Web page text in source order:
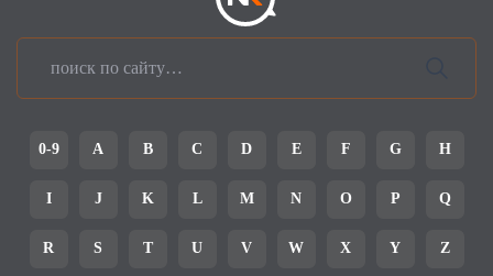
0-9 A B C D E F G H
I J K L M N O P Q
R S T U V W X Y Z